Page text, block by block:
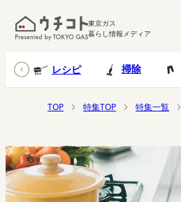
東京ガス
暮らし情報メディア
レシピ 掃除
TOP 特集TOP 特集一覧